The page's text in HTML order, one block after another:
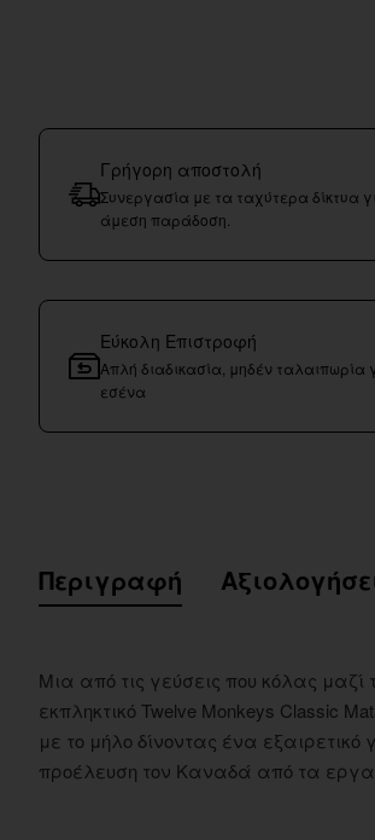
Γρήγορη αποστολή
Συνεργασία με τα ταχύτερα δίκτυα
άμεση παράδοση.
Εύκολη Επιστροφή
Απλή διαδικασία, μηδέν ταλαιπωρία
εσένα
Περιγραφή
Μια από τις γεύσεις που κόλας μαζί
εκπληκτικό Twelve Monkeys Classic
με το μήλο δίνοντας ένα
προέλευση τον Καναδά από τα